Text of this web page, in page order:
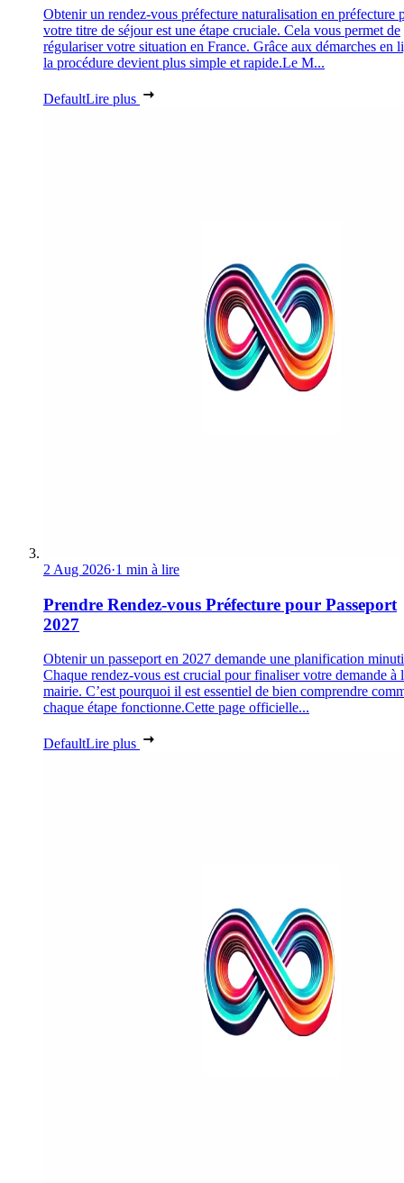
Obtenir un rendez-vous préfecture naturalisation en préfecture
votre titre de séjour est une étape cruciale. Cela vous permet de
régulariser votre situation en France. Grâce aux démarches en
la procédure devient plus simple et rapide.Le M...
DefaultLire plus
2 Aug 2026·1 min à lire
Prendre Rendez-vous Préfecture pour Passeport
2027
Obtenir un passeport en 2027 demande une planification
Chaque rendez-vous est crucial pour finaliser votre demande à
mairie. C’est pourquoi il est essentiel de bien comprendre
chaque étape fonctionne.Cette page officielle...
DefaultLire plus